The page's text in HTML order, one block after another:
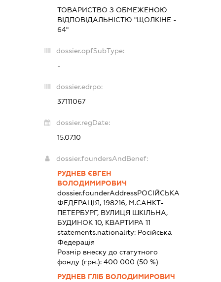
ТОВАРИСТВО З ОБМЕЖЕНОЮ
ВІДПОВІДАЛЬНІСТЮ "ЩОЛКІНЕ -
64"
dossier.opfSubType:
-
dossier.edrpo:
37111067
dossier.regDate:
15.07.10
dossier.foundersAndBenef:
РУДНЕВ ЄВГЕН
ВОЛОДИМИРОВИЧ
dossier.founderAddressРОСІЙСЬКА
ФЕДЕРАЦІЯ, 198216, М.САНКТ-
ПЕТЕРБУРГ, ВУЛИЦЯ ШКІЛЬНА,
БУДИНОК 10, КВАРТИРА 11
statements.nationality: Російська
Федерація
Розмір внеску до статутного
фонду (грн.):400 000 (50 %)
РУДНЕВ ГЛІБ ВОЛОДИМИРОВИЧ